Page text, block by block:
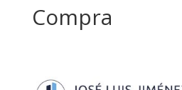
Compra